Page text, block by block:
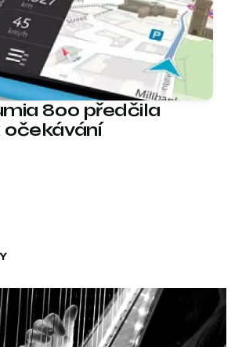
800 předčila